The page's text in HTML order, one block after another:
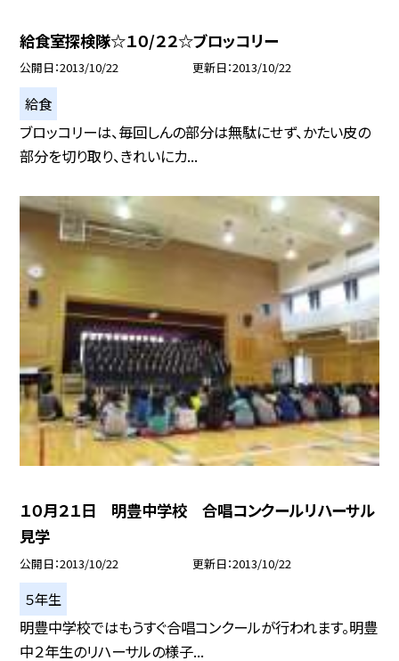
給食室探検隊☆１０/２２☆ブロッコリー
公開日 2013/10/22 更新日 2013/10/22
給食
ブロッコリーは、毎回しんの部分は無駄にせず、かたい皮の
部分を切り取り、きれいにカ...
１０月２１日 明豊中学校 合唱コンクールリハーサル
見学
公開日 2013/10/22 更新日 2013/10/22
５年生
明豊中学校ではもうすぐ合唱コンクールが行われます。明豊
中２年生のリハーサルの様子...